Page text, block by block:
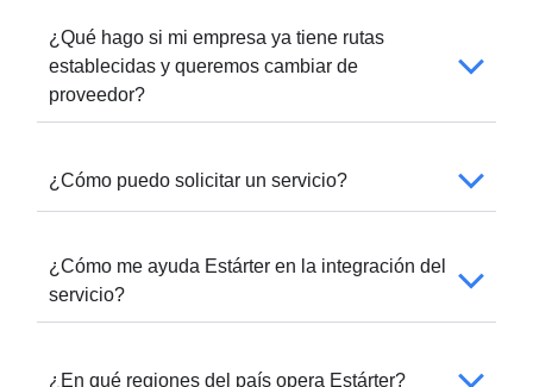
¿Qué hago si mi empresa ya tiene rutas
establecidas y queremos cambiar de
proveedor?
¿Cómo puedo solicitar un servicio?
¿Cómo me ayuda Estárter en la integración del
servicio?
¿En qué regiones del país opera Estárter?